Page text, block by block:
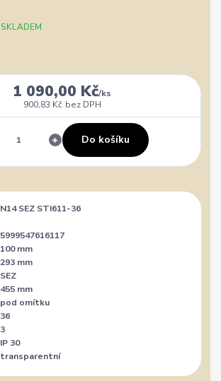
SKLADEM
1 090,00 Kč/ks
900,83 Kč bez DPH
Do košíku
N14 SEZ STI611-36
5999547616117
100 mm
293 mm
SEZ
455 mm
pod omítku
36
3
IP 30
transparentní